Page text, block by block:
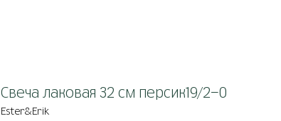
Свеча лаковая 32 см персик19/2-0
Ester&Erik